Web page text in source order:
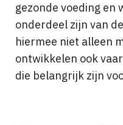
gezonde voeding en
onderdeel zijn van
hiermee niet alleen
ontwikkelen ook
die belangrijk zijn